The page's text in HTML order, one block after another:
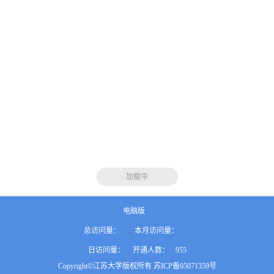
加载中
电脑版
总访问量： 本月访问量：
日访问量： 开通人数：
955
Copyright©江苏大学版权所有 苏ICP备05071359号